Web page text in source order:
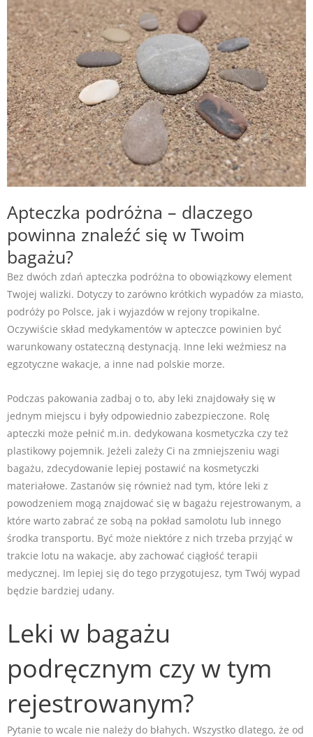
Apteczka podróżna – dlaczego
powinna znaleźć się w Twoim
bagażu?
Bez dwóch zdań apteczka podróżna to obowiązkowy element
Twojej walizki. Dotyczy to zarówno krótkich wypadów za miasto,
podróży po Polsce, jak i wyjazdów w rejony tropikalne.
Oczywiście skład medykamentów w apteczce powinien być
warunkowany ostateczną destynacją. Inne leki weźmiesz na
egzotyczne wakacje, a inne nad polskie morze.
Podczas pakowania zadbaj o to, aby leki znajdowały się w
jednym miejscu i były odpowiednio zabezpieczone. Rolę
apteczki może pełnić m.in. dedykowana kosmetyczka czy też
plastikowy pojemnik. Jeżeli zależy Ci na zmniejszeniu wagi
bagażu, zdecydowanie lepiej postawić na kosmetyczki
materiałowe. Zastanów się również nad tym, które leki z
powodzeniem mogą znajdować się w bagażu rejestrowanym, a
które warto zabrać ze sobą na pokład samolotu lub innego
środka transportu. Być może niektóre z nich trzeba przyjąć w
trakcie lotu na wakacje, aby zachować ciągłość terapii
medycznej. Im lepiej się do tego przygotujesz, tym Twój wypad
będzie bardziej udany.
Leki w bagażu
podręcznym czy w tym
rejestrowanym?
Pytanie to wcale nie należy do błahych. Wszystko dlatego, że od